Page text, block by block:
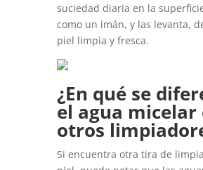
suciedad diaria en la
como un imán, y las levanta,
piel limpia y fresca.
¿En qué se
el agua micelar
otros
Si encuentra otra tira de